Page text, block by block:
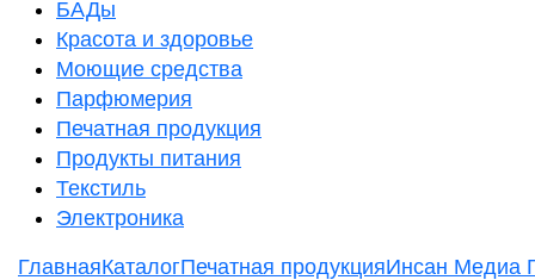
БАДы
Красота и здоровье
Моющие средства
Парфюмерия
Печатная продукция
Продукты питания
Текстиль
Электроника
ГлавнаяКаталогПечатная продукцияИнсан Медиа